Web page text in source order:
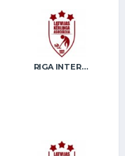
RIGA INTERNATIONAL CURLING CLUB / GRAY